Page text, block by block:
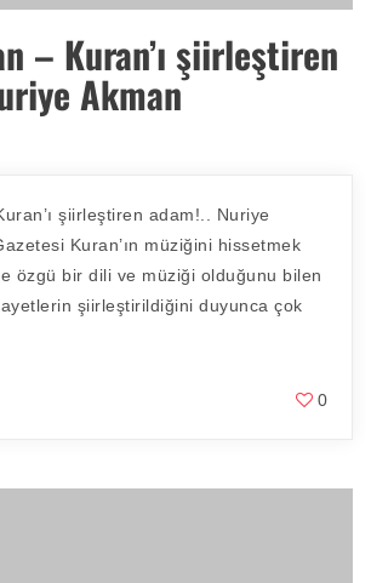
– Kuran’ı şiirleştiren
Akman
şiirleştiren adam!.. Nuriye
Kuran’ın müziğini hissetmek
özgü bir dili ve müziği olduğunu bilen
şiirleştirildiğini duyunca çok
0